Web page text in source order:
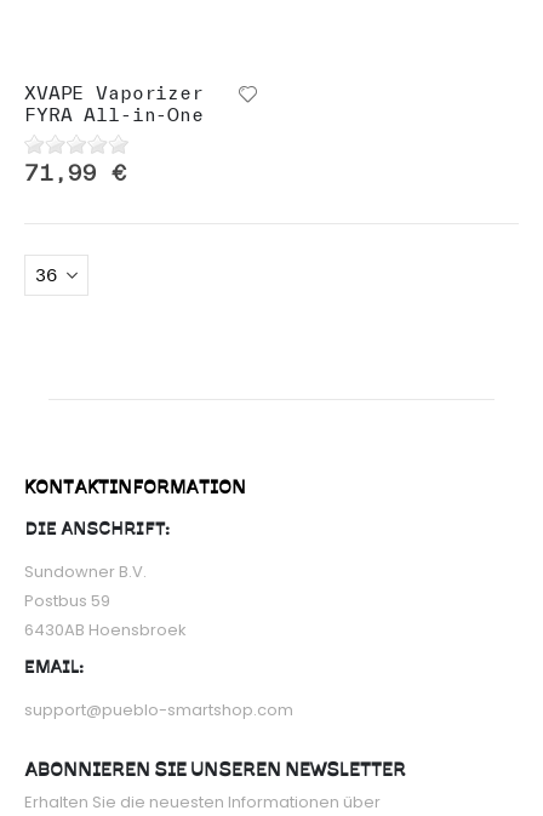
XVAPE Vaporizer
FYRA All-in-One
71,99 €
KONTAKTINFORMATION
DIE ANSCHRIFT:
Sundowner B.V.
Postbus 59
6430AB Hoensbroek
EMAIL:
support@pueblo-smartshop.com
ABONNIEREN SIE UNSEREN NEWSLETTER
Erhalten Sie die neuesten Informationen über